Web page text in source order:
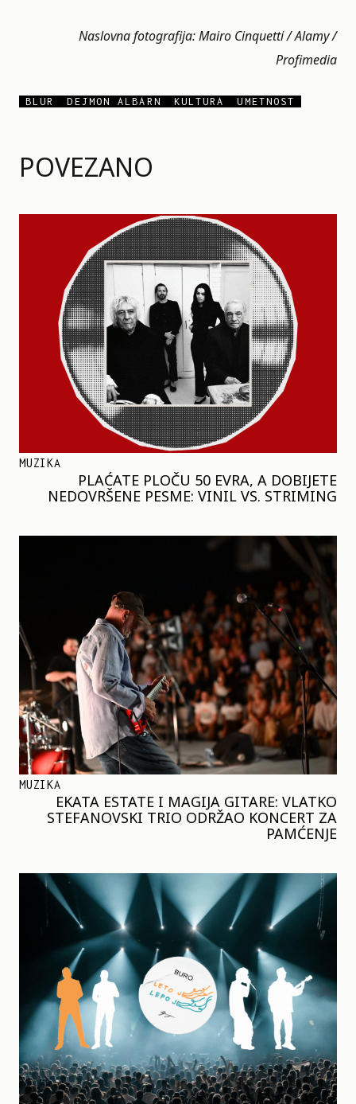
POVEZANO
MUZIKA
PLAĆATE PLOČU 50 EVRA, A DOBIJETE
NEDOVRŠENE PESME: VINIL VS. STRIMING
MUZIKA
EKATA ESTATE I MAGIJA GITARE: VLATKO
STEFANOVSKI TRIO ODRŽAO KONCERT ZA
PAMĆENJE
Naslovna fotografija: Mairo Cinquetti / Alamy /
Profimedia
BLUR DEJMON ALBARN KULTURA UMETNOST